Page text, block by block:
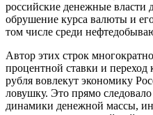
российские денежные власти
обрушение курса валюты и
том числе среди
Автор этих строк
процентной ставки и
рубля вовлекут экономику
ловушку. Это прямо
динамики денежной массы,